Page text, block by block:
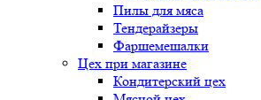
Пилы для мяса
Тендерайзеры
Фаршемешалки
Цех при магазине
Кондитерский цех